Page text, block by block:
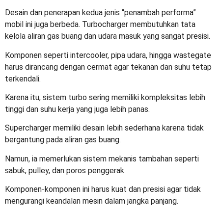
Desain dan penerapan kedua jenis “penambah performa”
mobil ini juga berbeda. Turbocharger membutuhkan tata
kelola aliran gas buang dan udara masuk yang sangat presisi.
Komponen seperti intercooler, pipa udara, hingga wastegate
harus dirancang dengan cermat agar tekanan dan suhu tetap
terkendali.
Karena itu, sistem turbo sering memiliki kompleksitas lebih
tinggi dan suhu kerja yang juga lebih panas.
Supercharger memiliki desain lebih sederhana karena tidak
bergantung pada aliran gas buang.
Namun, ia memerlukan sistem mekanis tambahan seperti
sabuk, pulley, dan poros penggerak.
Komponen-komponen ini harus kuat dan presisi agar tidak
mengurangi keandalan mesin dalam jangka panjang.